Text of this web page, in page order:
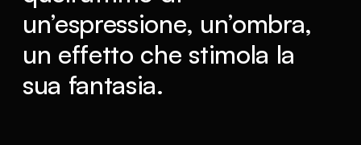
un’espressione, un’ombra,
un effetto che stimola la
sua fantasia.